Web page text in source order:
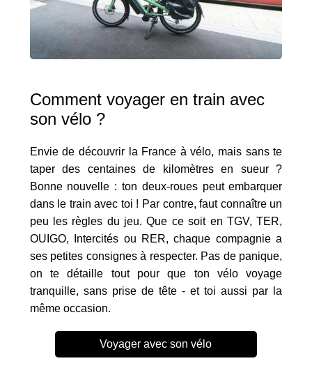
Comment voyager en train avec
son vélo ?
Envie de découvrir la France à vélo, mais sans te
taper des centaines de kilomètres en sueur ?
Bonne nouvelle : ton deux-roues peut embarquer
dans le train avec toi ! Par contre, faut connaître un
peu les règles du jeu. Que ce soit en TGV, TER,
OUIGO, Intercités ou RER, chaque compagnie a
ses petites consignes à respecter. Pas de panique,
on te détaille tout pour que ton vélo voyage
tranquille, sans prise de tête - et toi aussi par la
même occasion.
Voyager avec son vélo